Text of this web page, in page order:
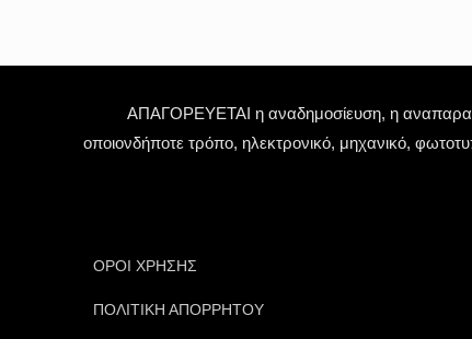
ΑΠΑΓΟΡΕΥΕΤΑΙ η αναδημοσίευση, η
οποιονδήποτε τρόπο, ηλεκτρονικό, μηχανικό,
ΟΡΟΙ ΧΡΗΣΗΣ
ΠΟΛΙΤΙΚΗ ΑΠΟΡΡΗΤΟΥ